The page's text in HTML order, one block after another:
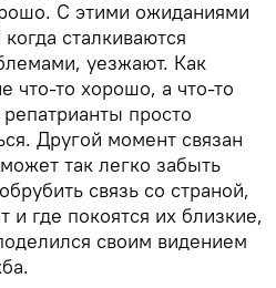
С этими ожиданиями
сталкиваются
уезжают. Как
что-то хорошо, а что-то
просто
Другой момент связан
так легко забыть
связь со страной,
и где покоятся их близкие,
своим видением